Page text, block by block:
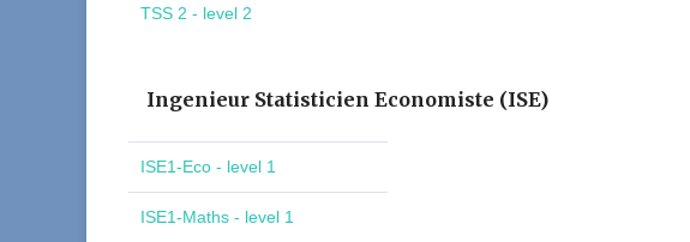
TSS 2 - level 2
Ingenieur Statisticien Economiste (ISE)
ISE1-Eco - level 1
ISE1-Maths - level 1